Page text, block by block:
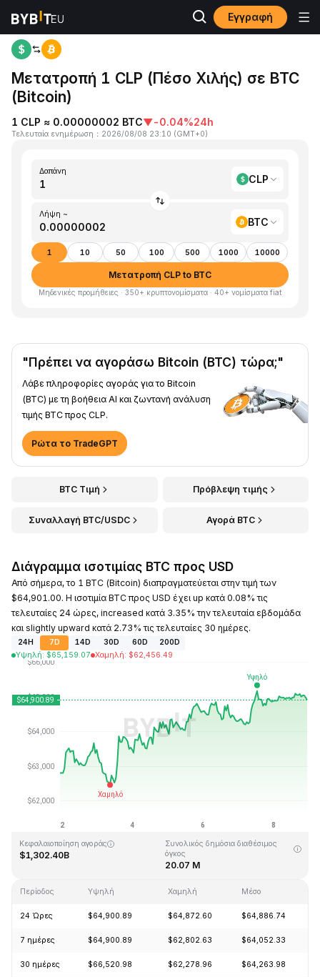
Εγγραφή
Αρχική CLP to BTC
Μετατροπή 1 CLP (Πέσο Χιλής) σε BTC
(Bitcoin)
1 CLP ≈ 0.00000002 BTC▼-0.04%24h
Τελευταία ενημέρωση ： 2026/08/08 23:10 (GMT+0)
Δαπάνη
CLP
Λήψη ~
BTC
1 10 50 100 500 1000 10000
Μετατροπή CLP to BTC
Μηδενικές προμήθειες · 350+ κρυπτονομίσματα · 40+ νομίσματα fiat
"Πρέπει να αγοράσω Bitcoin (BTC) τώρα;"
Λάβε πληροφορίες αγοράς για το Bitcoin
(BTC) με τη βοήθεια AI και ζωντανή ανάλυση
τιμής BTC προς CLP.
Ρώτα το TradeGPT
BTC Τιμή Πρόβλεψη τιμής
Συναλλαγή BTC/USDC Αγορά BTC
Διάγραμμα ισοτιμίας BTC προς USD
Από σήμερα, το 1 BTC (Bitcoin) διαπραγματεύεται στην τιμή των
$64,901.00. Η ισοτιμία BTC προς USD έχει up κατά 0.08% τις
τελευταίες 24 ώρες, increased κατά 3.35% την τελευταία εβδομάδα
και slightly upward κατά 2.73% τις τελευταίες 30 ημέρες.
24H 7D 14D 30D 60D
200D
Υψηλή: $65,159.07 Χαμηλή: $62,456.49
Τελευταία ενημέρωση στις: 2026-08-08, 23:10 GMT+0
$126,080.00
Κεφαλαιοποίηση αγοράς
$1,302.40B
Συνολικός δημόσια διαθέσιμος
όγκος
20.07 M
Περίοδος Υψηλή Χαμηλή Μέσο
24 Ώρες $64,900.89 $64,872.60 $64,886.74
7 ημέρες $64,900.89 $62,802.63 $64,052.33
30 ημέρες $66,520.98 $62,278.96 $64,263.98